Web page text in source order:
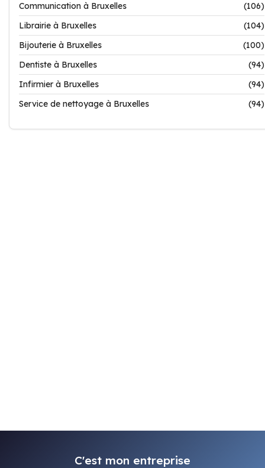
Communication à Bruxelles
(106)
Librairie à Bruxelles
(104)
Bijouterie à Bruxelles
(100)
Dentiste à Bruxelles
(94)
Infirmier à Bruxelles
(94)
Service de nettoyage à Bruxelles
(94)
C'est mon entreprise